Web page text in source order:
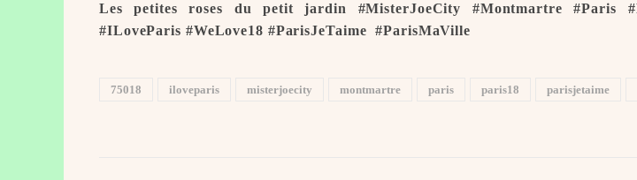
Les petites roses du petit jardin #MisterJoeCity #Montmartre #Paris
#ILoveParis #WeLove18 #ParisJeTaime ️ #ParisMaVille
75018 iloveparis misterjoecity montmartre paris paris18 parisjetaime